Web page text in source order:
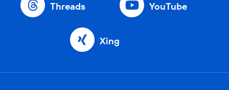
Threads YouTube
Xing